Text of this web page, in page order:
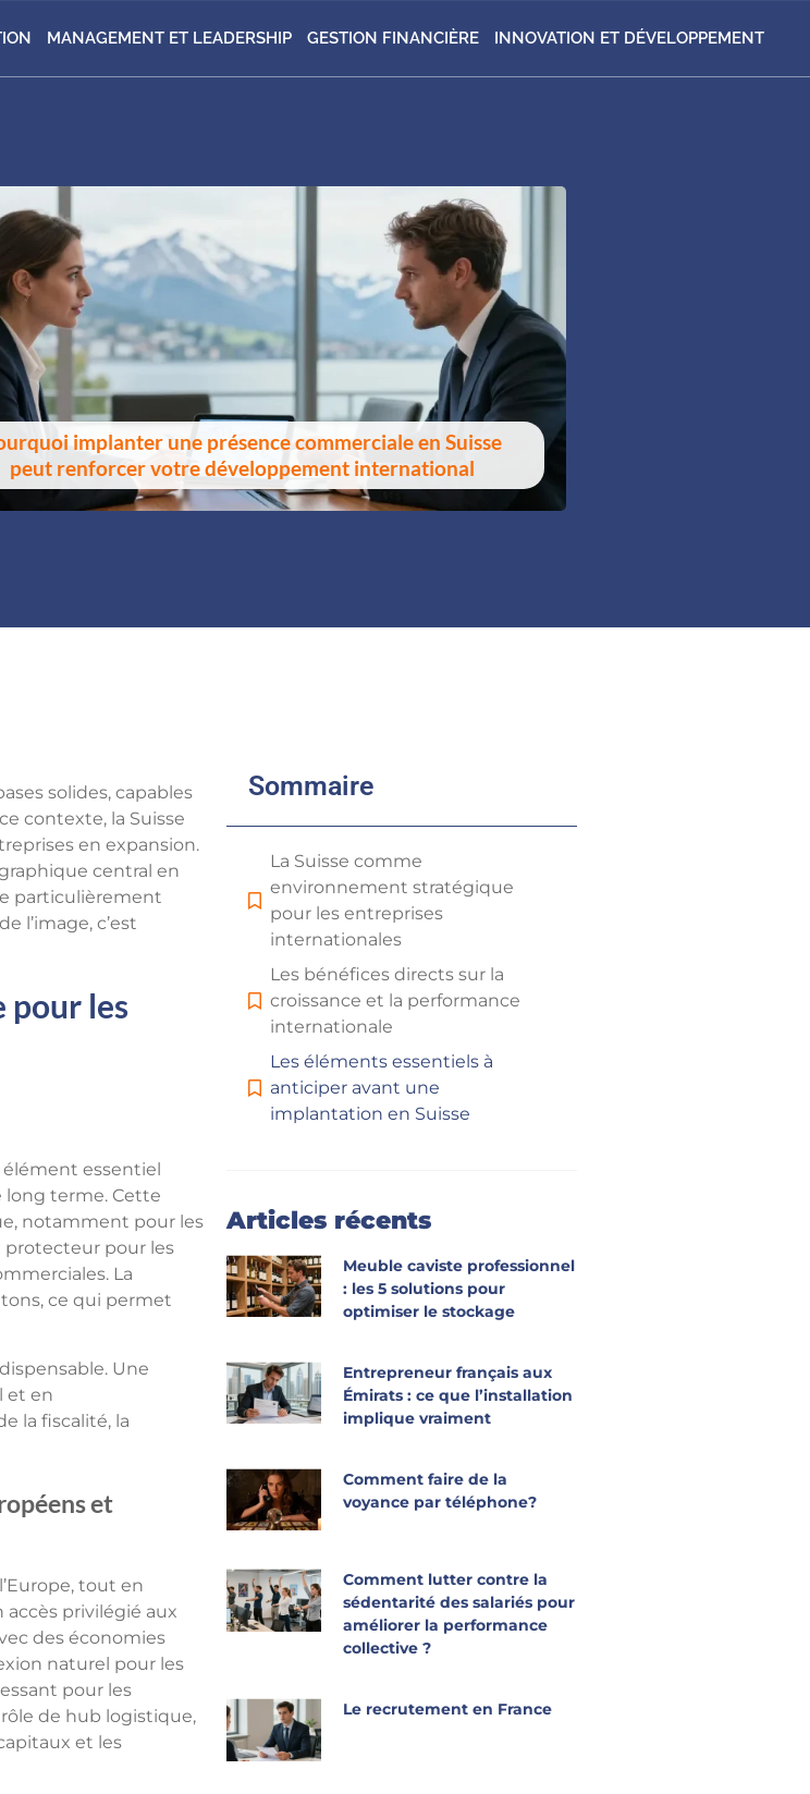
MANAGEMENT ET LEADERSHIP GESTION FINANCIÈRE INNOVATION ET DÉVELOPPEMENT
implanter une présence commerciale en Suisse
peut renforcer votre développement international
solides, capables
contexte, la Suisse
en expansion.
central en
particulièrement
l’image, c’est
pour les
élément essentiel
long terme. Cette
notamment pour les
protecteur pour les
La
ce qui permet
Une
et en
la fiscalité, la
et
tout en
privilégié aux
des économies
naturel pour les
pour les
de hub logistique,
et les
Sommaire
La Suisse comme
environnement stratégique
pour les entreprises
internationales
Les bénéfices directs sur la
croissance et la performance
internationale
Les éléments essentiels à
anticiper avant une
implantation en Suisse
Articles récents
Meuble caviste professionnel
: les 5 solutions pour
optimiser le stockage
Entrepreneur français aux
Émirats : ce que l’installation
implique vraiment
Comment faire de la
voyance par téléphone?
Comment lutter contre la
sédentarité des salariés pour
améliorer la performance
collective ?
Le recrutement en France